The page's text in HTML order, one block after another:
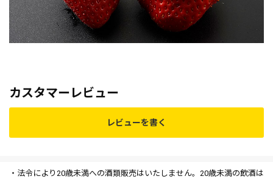
カスタマーレビュー
レビューを書く
・法令により20歳未満への酒類販売はいたしません。20歳未満の飲酒は